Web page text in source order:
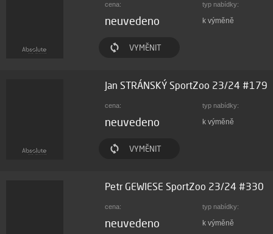
cena: typ nabídky:
neuvedeno k výměně
VYMĚNIT
Jan STRÁNSKÝ SportZoo 23/24 #179
cena: typ nabídky:
neuvedeno k výměně
VYMĚNIT
Petr GEWIESE SportZoo 23/24 #330
cena: typ nabídky:
neuvedeno k výměně